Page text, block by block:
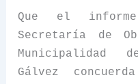
Que el
Secretaría de
Municipalidad
de
Gálvez